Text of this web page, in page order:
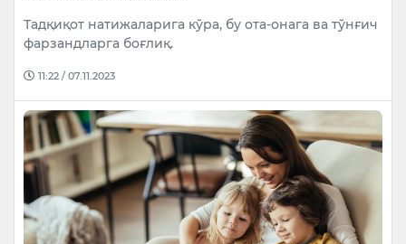
Тадқиқот натижаларига кўра, бу ота-онага ва тўнғич
фарзандларга боғлиқ.
11:22 / 07.11.2023